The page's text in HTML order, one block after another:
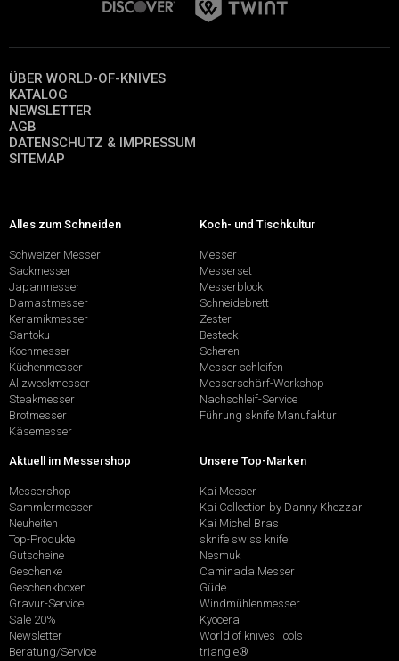
ÜBER WORLD-OF-KNIVES
KATALOG
NEWSLETTER
AGB
DATENSCHUTZ & IMPRESSUM
SITEMAP
Alles zum Schneiden
Schweizer Messer
Sackmesser
Japanmesser
Damastmesser
Keramikmesser
Santoku
Kochmesser
Küchenmesser
Allzweckmesser
Steakmesser
Brotmesser
Käsemesser
Koch- und Tischkultur
Messer
Messerset
Messerblock
Schneidebrett
Zester
Besteck
Scheren
Messer schleifen
Messerschärf-Workshop
Nachschleif-Service
Führung sknife Manufaktur
Aktuell im Messershop
Messershop
Sammlermesser
Neuheiten
Top-Produkte
Gutscheine
Geschenke
Geschenkboxen
Gravur-Service
Sale 20%
Newsletter
Beratung/Service
Unsere Top-Marken
Kai Messer
Kai Collection by Danny Khezzar
Kai Michel Bras
sknife swiss knife
Nesmuk
Caminada Messer
Güde
Windmühlenmesser
Kyocera
World of knives Tools
triangle®